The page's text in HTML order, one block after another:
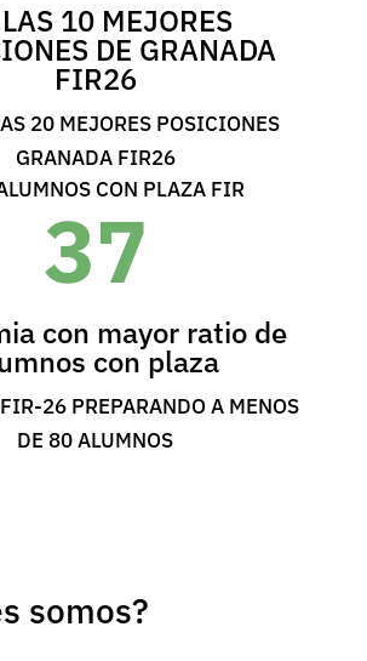
10 MEJORES
DE GRANADA
FIR26
20 MEJORES POSICIONES
GRANADA FIR26
CON PLAZA FIR
37
con mayor ratio de
con plaza
26 PREPARANDO A MENOS
DE 80 ALUMNOS
somos?